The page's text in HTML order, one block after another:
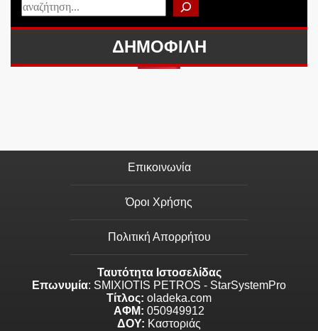
ΔΗΜΟΦΙΛΗ
Επικοινωνία
Όροι Χρήσης
Πολιτική Απορρήτου
Ταυτότητα Ιστοσελίδας
Επωνυμία: SMIXIOTIS PETROS - StarSystemPro
Τίτλος: oladeka.com
ΑΦΜ: 050949912
ΔΟΥ: Καστοριάς